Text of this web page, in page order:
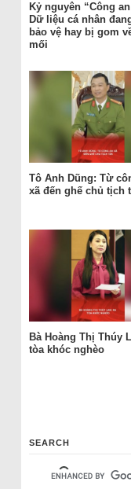
Kỷ nguyên “Công
Dữ liệu cá nhân
bảo vệ hay bị gom
mối
Tô Anh Dũng: Từ
xã đến ghế chủ tịch
Bà Hoàng Thị Thúy
tòa khóc nghèo
SEARCH